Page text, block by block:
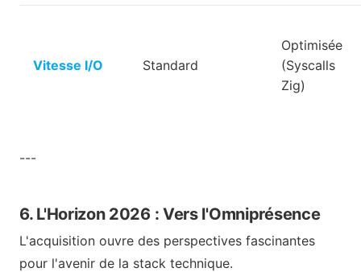
Vitesse I/O Standard
Optimisée
(Syscalls
Zig)
---
6. L'Horizon 2026 : Vers l'Omniprésence
L'acquisition ouvre des perspectives fascinantes
pour l'avenir de la stack technique.